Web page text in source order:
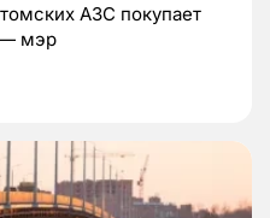
АЗС покупает
— мэр